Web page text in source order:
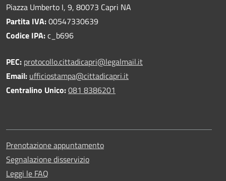
Piazza Umberto I, 9, 80073 Capri NA
Partita IVA:00547330639
Codice IPA:c_b696
PEC: protocollo.cittadicapri@legalmail.it
Email: ufficiostampa@cittadicapri.it
Centralino Unico:081 8386201
Prenotazione appuntamento
Segnalazione disservizio
Leggi le FAQ